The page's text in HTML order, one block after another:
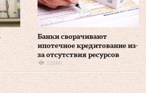
Банки сворачивают
ипотечное кредитование из-
за отсутствия ресурсов
13290